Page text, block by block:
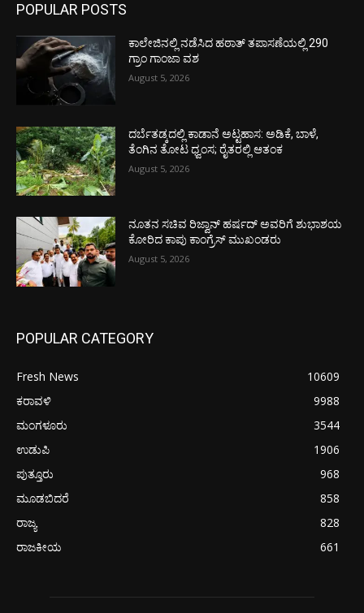
POPULAR POSTS
ಕಾಲೇಜಿನಲ್ಲಿ ನಡೆಸಿದ ಹಠಾತ್ ತಪಾಸಣೆಯಲ್ಲಿ 290
ಗ್ರಾಂ ಗಾಂಜಾ ವಶ
August 5, 2026
ದರ್ಬೆತಡ್ಕದಲ್ಲಿ ಕಾಡಾನೆ ಅಟ್ಟಹಾಸ: ಅಡಿಕೆ, ಬಾಳೆ,
ತೆಂಗಿನ ತೋಟ ಧ್ವಂಸ; ರೈತರಲ್ಲಿ ಆತಂಕ
August 5, 2026
ನೂತನ ಸಚಿವ ರಿಜ್ವಾನ್ ಹರ್ಷದ್ ಅವರಿಗೆ ಶುಭಾಶಯ
ಕೋರಿದ ಕಾಪು ಕಾಂಗ್ರೆಸ್ ಮುಖಂಡರು
August 5, 2026
POPULAR CATEGORY
Fresh News
10609
ಕರಾವಳಿ
9988
ಮಂಗಳೂರು
3544
ಉಡುಪಿ
1906
ಪುತ್ತೂರು
968
ಮೂಡಬಿದರೆ
858
ರಾಜ್ಯ
828
ರಾಜಕೀಯ
661